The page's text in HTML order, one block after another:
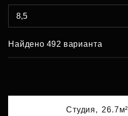
Найдено 492 варианта
Студия, 26.7м²